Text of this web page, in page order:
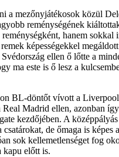
a mezőnyjátékosok közül
reménységének
reménységként, hanem sokkal
képességekkel
ellen ő lőtte a
ma este is ő lesz a
BL-döntőt vívott a
Real Madrid ellen, azonban
kezdőjében. A
de őmaga is képes
sok kellemetlenséget fog
kapu előtt is.